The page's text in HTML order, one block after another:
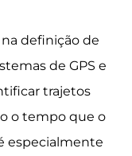
definição de
de GPS e
trajetos
o tempo que o
especialmente